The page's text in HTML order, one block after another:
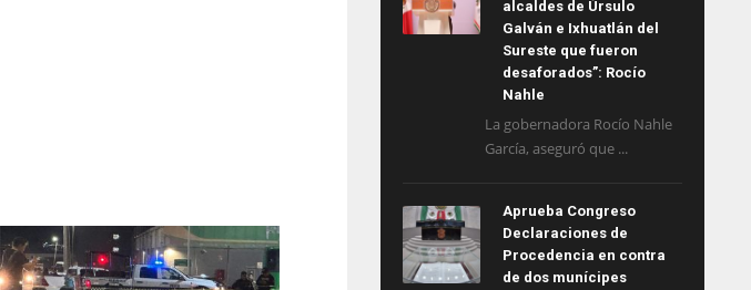
alcaldes de Úrsulo
Galván e Ixhuatlán del
Sureste que fueron
desaforados”: Rocío
Nahle
La gobernadora Rocío Nahle
García, aseguró que ...
Aprueba Congreso
Declaraciones de
Procedencia en contra
de dos munícipes